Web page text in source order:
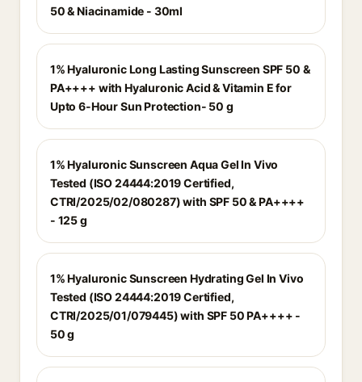
50 & Niacinamide - 30ml
1% Hyaluronic Long Lasting Sunscreen SPF 50 &
PA++++ with Hyaluronic Acid & Vitamin E for
Upto 6-Hour Sun Protection- 50 g
1% Hyaluronic Sunscreen Aqua Gel In Vivo
Tested (ISO 24444:2019 Certified,
CTRI/2025/02/080287) with SPF 50 & PA++++
- 125 g
1% Hyaluronic Sunscreen Hydrating Gel In Vivo
Tested (ISO 24444:2019 Certified,
CTRI/2025/01/079445) with SPF 50 PA++++ -
50 g